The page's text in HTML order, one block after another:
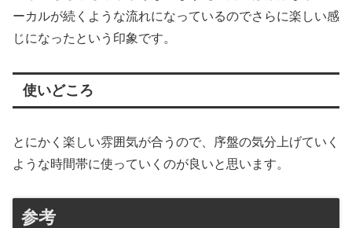
ーカルが続くような流れになっているのでさらに楽しい感
じになったという印象です。
使いどころ
とにかく楽しい雰囲気が合うので、序盤の気分上げていく
ような時間帯に使っていくのが良いと思います。
参考